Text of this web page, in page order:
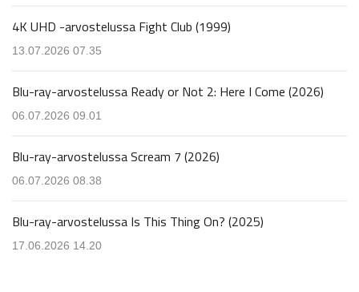
4K UHD -arvostelussa Fight Club (1999)
13.07.2026 07.35
Blu-ray-arvostelussa Ready or Not 2: Here I Come (2026)
06.07.2026 09.01
Blu-ray-arvostelussa Scream 7 (2026)
06.07.2026 08.38
Blu-ray-arvostelussa Is This Thing On? (2025)
17.06.2026 14.20